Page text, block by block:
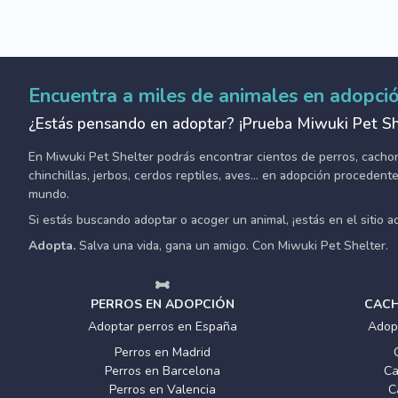
Encuentra a miles de animales en
¿Estás pensando en adoptar? ¡Prueba Miwuki Pet
En Miwuki Pet Shelter podrás encontrar cientos de perros,
chinchillas, jerbos, cerdos reptiles, aves... en adopción
mundo.
Si estás buscando adoptar o acoger un animal, ¡estás en el sitio
Adopta. Salva una vida, gana un amigo. Con Miwuki Pet Shelter.
PERROS EN ADOPCIÓN
Adoptar perros en España
Perros en Madrid
Perros en Barcelona
Perros en Valencia